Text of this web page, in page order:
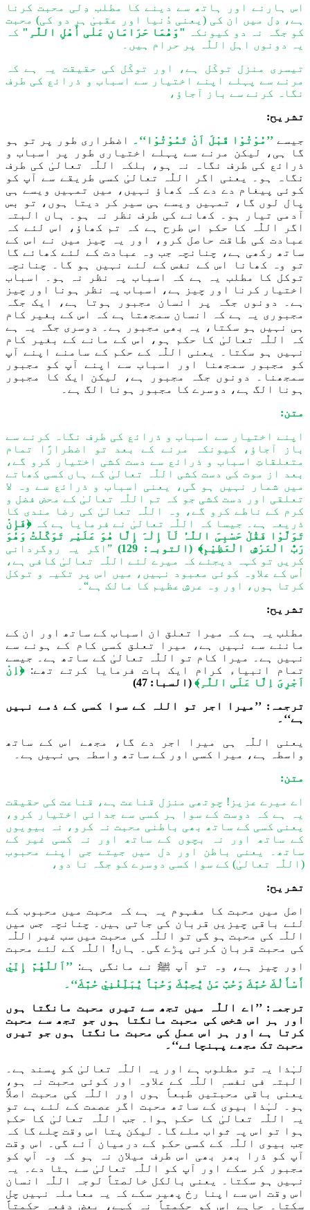
اس ہارنے اور ہاتھ سے دینے کا مطلب دِلی محبت کرنا
ہے، دِل میں ان کی (یعنی دُنیا اور عقبیٰ ہر دو کی) محبت
کو جگہ نہ دو کیونکہ
"وَ ھُمَا حَرَامَانِ عَلٰی أَھْلِ اللّٰہِ" کہ
یہ دونوں اہل اللّٰہ
پر حرام ہیں۔
تیسری منزل توکّل ہے، اور توکّل کی حقیقت یہ ہے کہ
مرنے سے پہلے اپنے اختیار سے اسباب و ذرائع کی طرف
نگاہ کرنے سے باز آجاؤ،
تشریح:
جیسے ’’ مُوْتُوْا قَبْلَ اَنْ تَمُوْتُوْا ‘‘۔
اضطراری طور پر تو ہو
گا ہی، لیکن
مرنے سے پہلے اختیاری طور پر اسباب و
ذرائع کی طرف نگاہ نہ ہو ، بلکہ اللّٰہ
تعالیٰ کی طرف
نگاہ ہو۔
یعنی اگر اللّٰہ
تعالیٰ کسی طریقے سے آپ کو
کوئی پیغام دے دے کہ کھاؤ نہیں، میں تم ہ یں ویسے ہی
پال لوں گا، تمہیں ویسے ہی سیر کر
دیتا ہوں،
تو بس
آدمی تیار ہو۔ کھانے کی طرف نظر ن ہ ہو
ہاں البتہ
اگر
اللّٰہ
کا حکم اس طرح ہے کہ تم کھاؤ، اس لئے کہ
عبادت کی طاقت حاصل کرو، اور یہ چیز میں نے اس کے
ساتھ رکھی ہے ، چنانچہ جبوہ عبادت کے لئے کھائے گا
تو وہ کھانا اس کے نفس کے لئے نہیں ہو گا۔
چنانچہ
توکل کا
مطلب یہ ہے کہ
اسباب پہ نظر نہ ہو۔ اسباب
اختیار کرنا اور چیز ہے، اسباب پہ نظر ہونا اور چیز
ہے۔ دونوں جگہ پر انسان مجبور ہوتا ہے ،
ایک جگہ
مجبوری یہ ہے کہ انسان سمجھتا ہے کہ اس کے بغیر کام
ہی نہیں ہو سکتا، یہ بھی مجبور ہے۔ دوسری جگہ یہ ہے
کہ
اللّٰہ
تعالیٰ کا حکم ہو، اس کے مانے کے بغیر کام
نہیں ہو سکتا
یعنی اللّٰہ
کے حکم کے سامنے اپنے آپ
کو مجبور سمجھنا اور اسباب سے اپنے آپ کو مجبور
سمجھنا۔ دونوں جگہ مجبور ہے، لیکن ایک کا مجبور
ہونا الگ ہے، دوسرے کا مجبور ہونا الگ ہے۔
متن:
اپنے اختیار سے اسباب و ذرائع کی طرف نگاہ کرنے سے
باز آجاؤ، کیونکہ مرنے کے بعد تو اضطرارًا تمام
متعلقاتِ اسباب و ذرائع سے دست کشی اختیار کرو گے،
بعد از موت کی دست کشی اللّٰہ
تعالیٰ کے ہاں کسی کھاتے
میں شمار نہیں
ہو گی ، یعنی اسباب و ذرائع سے وہ لا
تعلقی اور دست کشی جو کہ تم
اللّٰہ
تعالیٰ کے محض فضل و
کرم کے ناطے کرو گے، وہ
اللّٰہ
تعالیٰ کی رضا مندی کا
ذریعہ ہے۔ جیسا کہ
اللّٰہ تعالیٰ نے فرمایا ہے کہ﴿فَإِنْ
تَوَلَّوْا فَقُلْ حَسْبِیَ اللّٰہُ لَآ إِلٰہَ إِلَّا ھُوَ عَلَیْہِ تَوَکَّلْتُ وَ ھُوَ
رَبُّ الْعَرْشِ الْعَظِیْمِ﴾(التوبہ: 129)
”اگر یہ روگردانی
کریں تو کہہ دیجئے کہ میرے لئے اللّٰہ
تعالیٰ کافی ہے،
اُس کے علاوہ کوئی معبود نہیں، میں اس پر تکیہ و توکل
کرتا ہوں، اور وہ عرشِ عظیم کا مالک ہے“۔
تشریح:
مطلب یہ ہے کہ میرا تعلق ان اسباب کے ساتھ
اور
ان کے
ماننے سے نہیں ہے ،
میرا تعلق کسی کام کے ہونے سے
نہیں ہے۔ میرا کام تو
اللّٰہ
تعالیٰ کے ساتھ ہے۔ جیسے
تمام انبیاء کرام ایک بات فرمایا کرتے تھے: ﴿ اِنْ
اَجرِیَ ا لَّا عَلَی اللّٰہِ﴾ (السبا: 47)
ترجمہ: ’’میرا اجر تو اللہ کے سوا کسی کے ذمے نہیں
ہے‘‘۔
یعنی
اللّٰہ
ہی میرا اجر دے گا، مجھے اس کے ساتھ
واسطہ ہے، میرا کسی اور کے ساتھ واسطہ ہی نہیں ہے۔
متن:
اے میرے عزیز! چوتھی منزل قناعت ہے، قناعت کی حقیقت
یہ ہے کہ دوست کے سوا ہر کسی سے جدائی اختیار کرو،
یعنی کسی کے ساتھ بھی باطنی محبت نہ کرو، نہ بیویوں
کے ساتھ اور نہ بچوں کے ساتھ اور نہ کسی غیر کے
ساتھ۔ یعنی باطن اور دل میں جیتے جی اپنے محبوب
( اللّٰہ
تعالیٰ) کے سوا کسی دوسرے کو جگہ نا دو،
تشریح:
اصل میں محبت کا مفہوم یہ ہے کہ محبت میں م حبوب کے
لئے باقی چیزیں قربان کی جاتی ہیں۔ چنانچہ
جس میں
اللّٰہ
کی محبت ہو گی تو اللّٰہ کی محبت میں سب غیر
اللّٰہ
کی محبت قربان کرنی پڑے گی۔
ہاں! اللّٰہ
کے لئے محبت
اور چیز ہے، وہ تو آپ ﷺ نے مانگی ہے: ’’اَللّٰهُم
إِنِّيْ
أَسْأَلُكَ حُبَّكَ وَحُبَّ مَنْ يُّحِبُّكَ وَحُبّاً يُّبَلِّغُنِيْ حُبَّكَ‘‘۔
ترجمہ: ’’ اے اللّٰہ
میں تجھ سے تیری محبت مانگتا ہوں
اور
ہر اس شخص کی محبت مانگتا ہوں جو تجھ سے محبت
کرتا ہے اور ہر اس عمل کی محبت مانگتا ہوں جو تیری
محبت تک مجھے پہنچائے‘‘۔
لہٰذا یہ
تو مطلوب ہے اور یہ اللّٰہ
تعالیٰ کو پسند ہے۔
البتہ فی نفسہ
اللّٰہ کے علاوہ اور کوئی محبت نہ ہ و،
یعنی
باقی محبتیں طبعاً ہوں اور اللّٰہ
کی محبت اصلاً
ہو۔
لہٰذا
بیوی کے ساتھ محبت اگر عصمت کے لئے ہے تو
ی
اللّٰہ تعالیٰ کا حکم ہوا۔ جب اللّٰہ
تعالیٰ کا حکم
ہوا تو اس پہ ثواب ملے گا۔ لیکن پتا اس وقت چلے گا کہ
جب بیوی اللّٰہ کے کسی حکم کے درمیان آئے گی
اس وقت
آپ کو ذر ا
بھر بھی اس طرف میلان نہ ہو کہ وہ آپ کو
مجبور کر سکے
اور آپ کو اللّٰہ
تعالیٰ سے ہٹا دے۔ یہ
نہیں ہو سکتا۔
یعنی بالکل خالص تاً لوجہ اللّٰہ
انسان
اس وقت اس سے اپنا رخ پھیر سکے کہ
یہ معاملہ نہیں چل
سکتا۔
چاہے اس کو حکم تاً نہ کہے، بعض دفعہ حکم تاً